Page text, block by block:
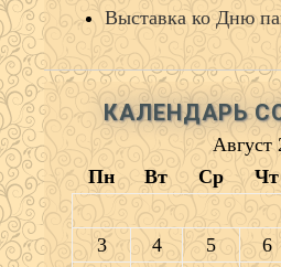
Выставка ко Дню
КАЛЕНДАРЬ
Август
Пн
Вт Ср Чт
3
4 5 6